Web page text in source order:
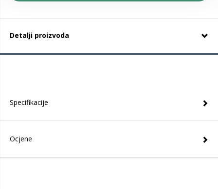
Detalji proizvoda
Specifikacije
Ocjene